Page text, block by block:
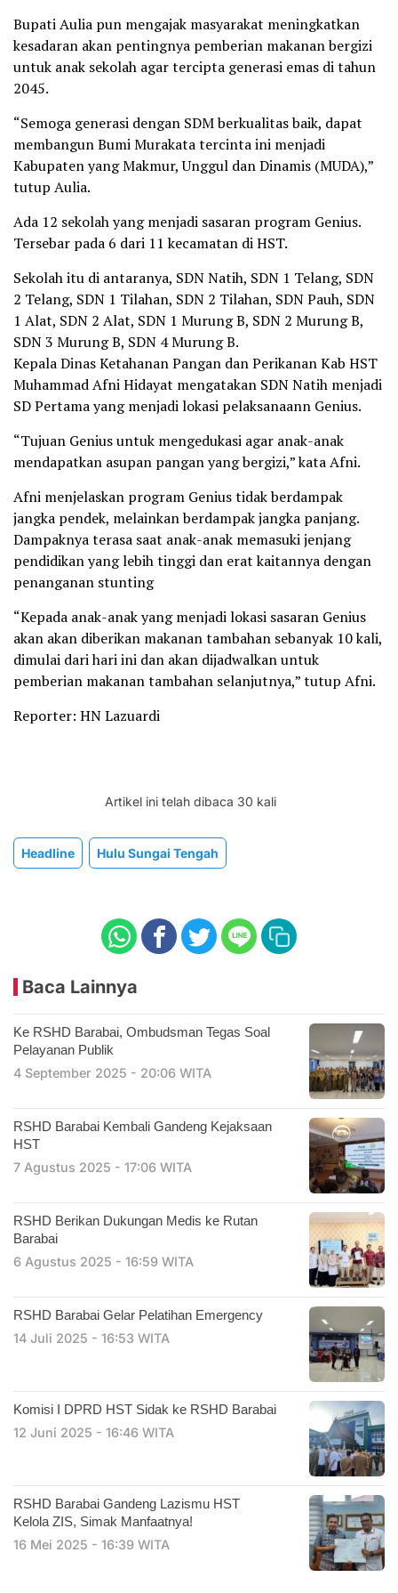
Bupati Aulia pun mengajak masyarakat meningkatkan
kesadaran akan pentingnya pemberian makanan bergizi
untuk anak sekolah agar tercipta generasi emas di tahun
2045.
“Semoga generasi dengan SDM berkualitas baik, dapat
membangun Bumi Murakata tercinta ini menjadi
Kabupaten yang Makmur, Unggul dan Dinamis (MUDA),”
tutup Aulia.
Ada 12 sekolah yang menjadi sasaran program Genius.
Tersebar pada 6 dari 11 kecamatan di HST.
Sekolah itu di antaranya, SDN Natih, SDN 1 Telang, SDN
2 Telang, SDN 1 Tilahan, SDN 2 Tilahan, SDN Pauh, SDN
1 Alat, SDN 2 Alat, SDN 1 Murung B, SDN 2 Murung B,
SDN 3 Murung B, SDN 4 Murung B.
Kepala Dinas Ketahanan Pangan dan Perikanan Kab HST
Muhammad Afni Hidayat mengatakan SDN Natih menjadi
SD Pertama yang menjadi lokasi pelaksanaann Genius.
“Tujuan Genius untuk mengedukasi agar anak-anak
mendapatkan asupan pangan yang bergizi,” kata Afni.
Afni menjelaskan program Genius tidak berdampak
jangka pendek, melainkan berdampak jangka panjang.
Dampaknya terasa saat anak-anak memasuki jenjang
pendidikan yang lebih tinggi dan erat kaitannya dengan
penanganan stunting
“Kepada anak-anak yang menjadi lokasi sasaran Genius
akan akan diberikan makanan tambahan sebanyak 10 kali,
dimulai dari hari ini dan akan dijadwalkan untuk
pemberian makanan tambahan selanjutnya,” tutup Afni.
Reporter: HN Lazuardi
Artikel ini telah dibaca 30 kali
Headline Hulu Sungai Tengah
Baca Lainnya
Ke RSHD Barabai, Ombudsman Tegas Soal
Pelayanan Publik
4 September 2025 - 20:06 WITA
RSHD Barabai Kembali Gandeng Kejaksaan
HST
7 Agustus 2025 - 17:06 WITA
RSHD Berikan Dukungan Medis ke Rutan
Barabai
6 Agustus 2025 - 16:59 WITA
RSHD Barabai Gelar Pelatihan Emergency
14 Juli 2025 - 16:53 WITA
Komisi I DPRD HST Sidak ke RSHD Barabai
12 Juni 2025 - 16:46 WITA
RSHD Barabai Gandeng Lazismu HST
Kelola ZIS, Simak Manfaatnya!
16 Mei 2025 - 16:39 WITA